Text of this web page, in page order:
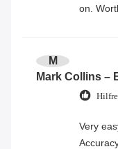
on.
M
Very